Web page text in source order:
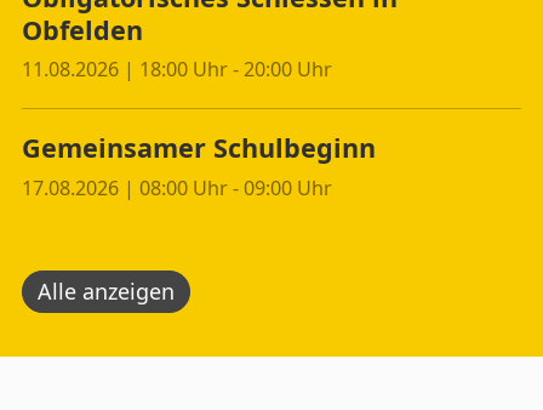
Obfelden
11.08.2026 | 18:00 Uhr - 20:00 Uhr
Gemeinsamer Schulbeginn
17.08.2026 | 08:00 Uhr - 09:00 Uhr
Alle anzeigen